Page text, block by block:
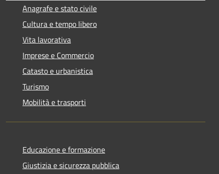
Anagrafe e stato civile
Cultura e tempo libero
Vita lavorativa
Imprese e Commercio
Catasto e urbanistica
Turismo
Mobilità e trasporti
Educazione e formazione
Giustizia e sicurezza pubblica